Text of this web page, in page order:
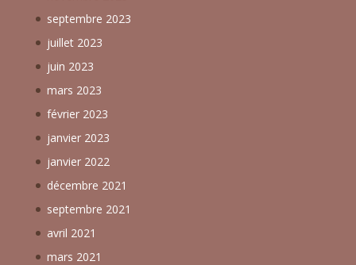
septembre 2023
juillet 2023
juin 2023
mars 2023
février 2023
janvier 2023
janvier 2022
décembre 2021
septembre 2021
avril 2021
mars 2021